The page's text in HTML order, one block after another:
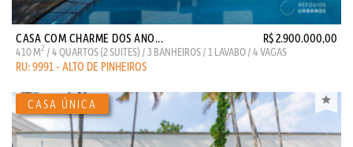
CASA COM CHARME DOS ANO... R$ 2.900.000,00
410 M2 / 4 QUARTOS (2 SUITES) / 3 BANHEIROS / 1 LAVABO / 4 VAGAS
RU: 9991 - ALTO DE PINHEIROS